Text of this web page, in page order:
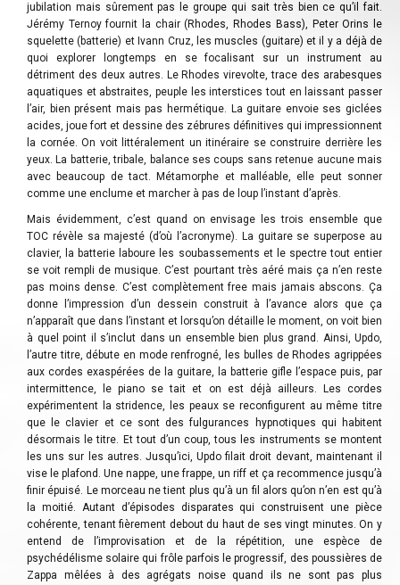
jubilation mais sûrement pas le groupe qui sait très bien ce qu’il fait.
Jérémy Ternoy fournit la chair (Rhodes, Rhodes Bass), Peter Orins le
squelette (batterie) et Ivann Cruz, les muscles (guitare) et il y a déjà de
quoi explorer longtemps en se focalisant sur un instrument au
détriment des deux autres. Le Rhodes virevolte, trace des arabesques
aquatiques et abstraites, peuple les interstices tout en laissant passer
l’air, bien présent mais pas hermétique. La guitare envoie ses giclées
acides, joue fort et dessine des zébrures définitives qui impressionnent
la cornée. On voit littéralement un itinéraire se construire derrière les
yeux. La batterie, tribale, balance ses coups sans retenue aucune mais
avec beaucoup de tact. Métamorphe et malléable, elle peut sonner
comme une enclume et marcher à pas de loup l’instant d’après.
Mais évidemment, c’est quand on envisage les trois ensemble que
TOC révèle sa majesté (d’où l’acronyme). La guitare se superpose au
clavier, la batterie laboure les soubassements et le spectre tout entier
se voit rempli de musique. C’est pourtant très aéré mais ça n’en reste
pas moins dense. C’est complètement free mais jamais abscons. Ça
donne l’impression d’un dessein construit à l’avance alors que ça
n’apparaît que dans l’instant et lorsqu’on détaille le moment, on voit bien
à quel point il s’inclut dans un ensemble bien plus grand. Ainsi, Updo,
l’autre titre, débute en mode renfrogné, les bulles de Rhodes agrippées
aux cordes exaspérées de la guitare, la batterie gifle l’espace puis, par
intermittence, le piano se tait et on est déjà ailleurs. Les cordes
expérimentent la stridence, les peaux se reconfigurent au même titre
que le clavier et ce sont des fulgurances hypnotiques qui habitent
désormais le titre. Et tout d’un coup, tous les instruments se montent
les uns sur les autres. Jusqu’ici, Updo filait droit devant, maintenant il
vise le plafond. Une nappe, une frappe, un riff et ça recommence jusqu’à
finir épuisé. Le morceau ne tient plus qu’à un fil alors qu’on n’en est qu’à
la moitié. Autant d’épisodes disparates qui construisent une pièce
cohérente, tenant fièrement debout du haut de ses vingt minutes. On y
entend de l’improvisation et de la répétition, une espèce de
psychédélisme solaire qui frôle parfois le progressif, des poussières de
Zappa mêlées à des agrégats noise quand ils ne sont pas plus